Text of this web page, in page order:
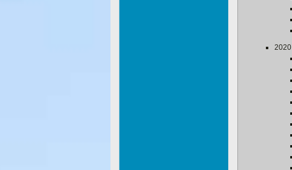
2020